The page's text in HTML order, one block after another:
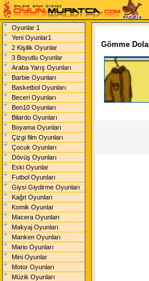
Oyunlar 1
Yeni Oyunlar1
2 Kişilik Oyunlar
3 Boyutlu Oyunlar
Araba Yarış Oyunları
Barbie Oyunları
Basketbol Oyunları
Beceri Oyunları
Ben10 Oyunları
Bilardo Oyunları
Boyama Oyunları
Çizgi film Oyunları
Çocuk Oyunları
Dövüş Oyunları
Eski Oyunlar
Futbol Oyunları
Giysi Giydirme Oyunları
Kağıt Oyunları
Komik Oyunlar
Macera Oyunları
Makyaj Oyunları
Manken Oyunları
Mario Oyunları
Mini Oyunlar
Motor Oyunları
Müzik Oyunları
Gömme